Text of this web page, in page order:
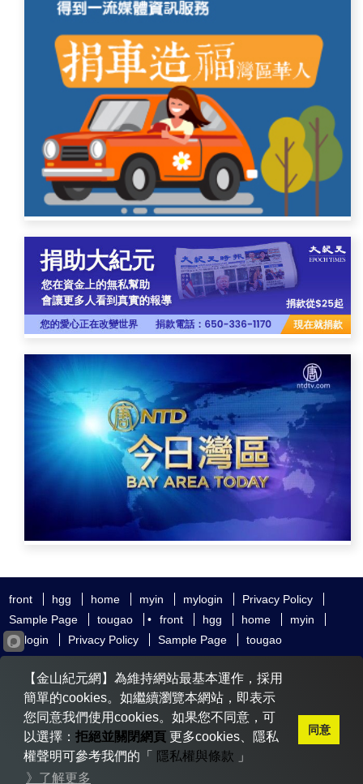
front hgg home myin mylogin
Privacy Policy
Sample Page
tougao • front hgg home
myin
mylogin
Privacy Policy Sample Page tougao
友好鏈接 追查國際 新唐人電視
神韻藝術團
大紀元時報
希望之聲 全球退黨服務中心 明慧網
無界網
Copyright © 2020-2026 金山紀元. All Rights Reserved.
【金山紀元網】為維持網站最基本運作，採用
簡單的cookies。如繼續瀏覽本網站，即表示
您同意我們使用cookies。如果您不同意，可
以選擇： 拒絕並關閉網頁更多cookies、隱私
權聲明可參考我們的「
隱私權與條款 」
》了解更多
同意